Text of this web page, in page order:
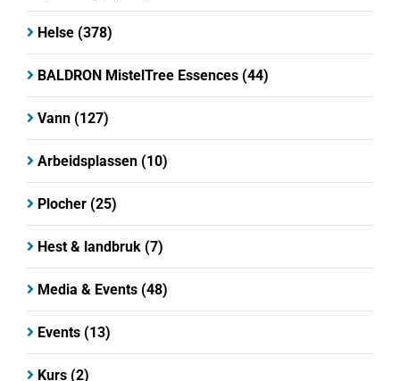
Helse (378)
BALDRON MistelTree Essences (44)
Vann (127)
Arbeidsplassen (10)
Plocher (25)
Hest & landbruk (7)
Media & Events (48)
Events (13)
Kurs (2)